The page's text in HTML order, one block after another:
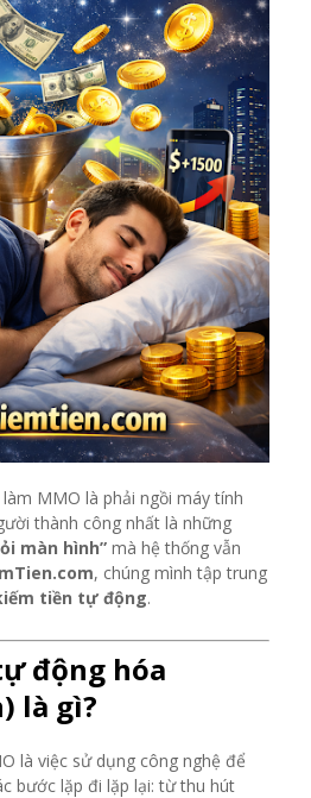
MMO là phải ngồi máy tính
thành công nhất là những
màn hình” mà hệ thống vẫn
, chúng mình tập trung
tiền tự động.
động hóa
là gì?
là việc sử dụng công nghệ để
bước lặp đi lặp lại: từ thu hút